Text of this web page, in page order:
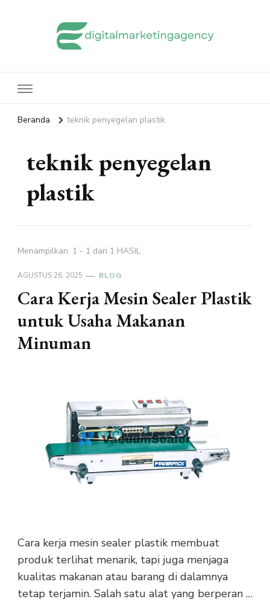
Beranda teknik penyegelan plastik
teknik penyegelan
plastik
Menampilkan: 1 - 1 dari 1 HASIL
AGUSTUS 26, 2025 BLOG
Cara Kerja Mesin Sealer Plastik
untuk Usaha Makanan
Minuman
Cara kerja mesin sealer plastik membuat
produk terlihat menarik, tapi juga menjaga
kualitas makanan atau barang di dalamnya
tetap terjamin. Salah satu alat yang berperan …